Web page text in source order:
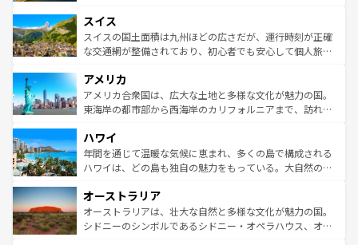
れる地方に足を運ぶとそれぞれで全く異なる文化を体験で
きるだろう。 なお、新着のフランス情報はコンテンツ一覧
を参照してほしい。
は、お酒好きな人にはぜひ体験してほしい。 なお、新着の
ドイツ情報はコンテンツ一覧を参照してほしい。
リアごとに異なる魅力がある。また、優雅なアフタヌーン
ティー、ビール好きにはたまらない英国パブ、サッカー観
戦など、本場だからこそできる体験も豊富。イギリスを旅
ンツ一覧を参照してほしい。
スイス
スイスの国土面積は九州ほどの広さだが、運行時刻が正確
な交通網が整備されており、初心者でも安心して個人旅行
の建物がそのまま残る町や、スイスならではのユニークな
博物館もあり、アルプス観光だけでなく町歩きも満喫する
ことができる。国民の所得が高いため物価も高いが、旅行
ば市内交通費無料で観光を楽しむこともできる。 なお、新
着のスイス情報はコンテンツ一覧 を参照してほしい。
アメリカ
アメリカ合衆国は、広大な土地と多様な文化が魅力の国。
東海岸の都市部から西海岸のカリフォルニアまで、訪れる
のような巨大都市は、観光、ショッピング、エンターテイ
ンメントが詰まった刺激的なスポットだ。一方、アメリカ
西部には大自然が広がり、グランドキャニオンやイエロー
部のニューオーリンズでは、音楽と美食が融合した独特の
文化が魅力。旅行者はアメリカの各地域で異なる魅力を楽
しみながら、その多様性と豊かな歴史を感じることができ
ハワイ
年間を通じて温暖な気候に恵まれ、多くの島で構成される
ハワイは、どの島も独自の魅力をもっている。大自然の神
ワイ島は見逃せない。また、定番の観光地といえばオアフ
島だが、静かな自然を求めるならマウイ島やカウアイ島が
おすすめ。エメラルドグリーンに輝く海をはじめ、豊かな
オーストラリア
オーストラリアは、壮大な自然と多様な文化が魅力の国。
シドニーのシンボルであるシドニー・オペラハウス、オー